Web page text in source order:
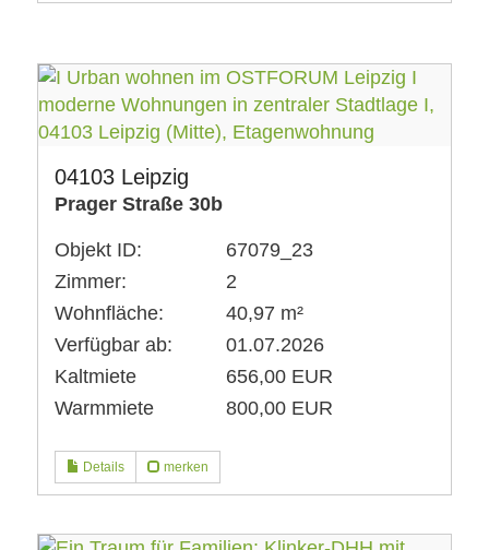
04103 Leipzig
Prager Straße 30b
Objekt ID:
67079_23
Zimmer:
2
Wohnfläche:
40,97 m²
Verfügbar ab:
01.07.2026
Kaltmiete
656,00 EUR
Warmmiete
800,00 EUR
Details merken